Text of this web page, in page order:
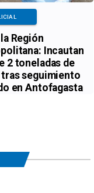
Región
Incautan
2 toneladas de
tras seguimiento
en Antofagasta